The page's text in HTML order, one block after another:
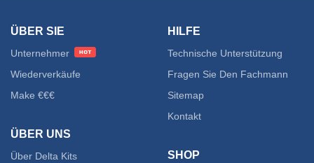
ÜBER SIE
Unternehmer
Wiederverkäufe
Make €€€
ÜBER UNS
Über Delta Kits
HILFE
Technische Unterstützung
Fragen Sie Den Fachmann
Sitemap
Kontakt
SHOP